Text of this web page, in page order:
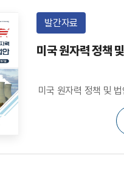
발간자료
미국 원자력 정책
미국 원자력 정책 및